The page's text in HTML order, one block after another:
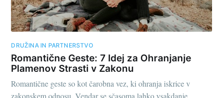
DRUŽINA IN PARTNERSTVO
Romantične Geste: 7 Idej za Ohranjanje
Plamenov Strasti v Zakonu
Romantične geste so kot čarobna vez, ki ohranja iskrice v
zakonskem odnosu. Vendar se sčasoma lahko vsakdanje